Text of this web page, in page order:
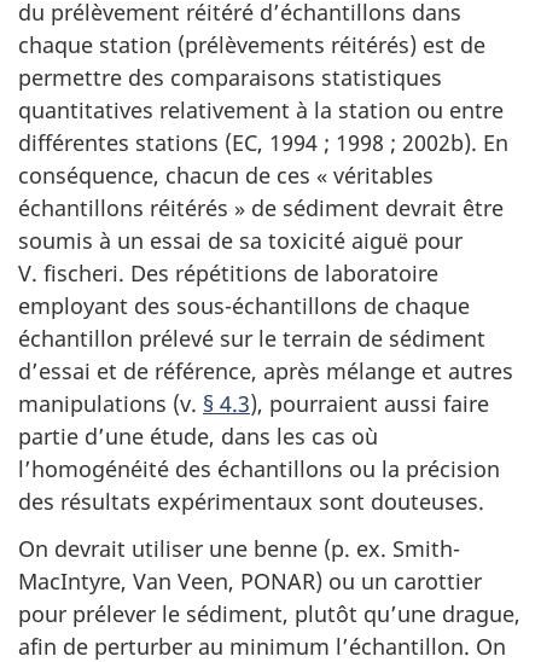
du prélèvement réitéré d’échantillons dans
chaque station (prélèvements réitérés) est de
permettre des comparaisons statistiques
quantitatives relativement à la station ou entre
différentes stations (EC, 1994 ; 1998 ; 2002b). En
conséquence, chacun de ces « véritables
échantillons réitérés » de sédiment devrait être
soumis à un essai de sa toxicité aiguë pour
V. fischeri. Des répétitions de laboratoire
employant des sous-échantillons de chaque
échantillon prélevé sur le terrain de sédiment
d’essai et de référence, après mélange et autres
manipulations (v. § 4.3), pourraient aussi faire
partie d’une étude, dans les cas où
l’homogénéité des échantillons ou la précision
des résultats expérimentaux sont douteuses.
On devrait utiliser une benne (p. ex. Smith-
MacIntyre, Van Veen, PONAR) ou un carottier
pour prélever le sédiment, plutôt qu’une drague,
afin de perturber au minimum l’échantillon. On